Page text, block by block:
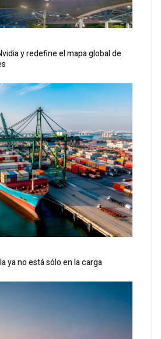
y redefine el mapa global de
ya no está sólo en la carga